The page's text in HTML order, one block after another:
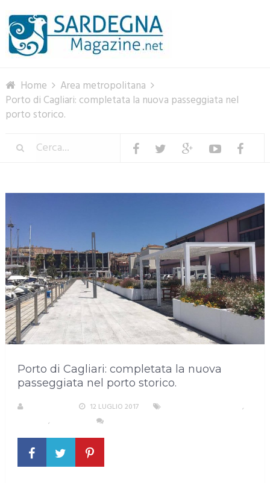
Home
Area metropolitana
Porto di Cagliari: completata la nuova passeggiata nel
porto storico.
Porto di Cagliari: completata la nuova
passeggiata nel porto storico.
12 LUGLIO 2017
,
,